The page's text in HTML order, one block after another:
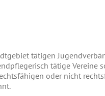
tätigen
tätige Vereine
oder nicht